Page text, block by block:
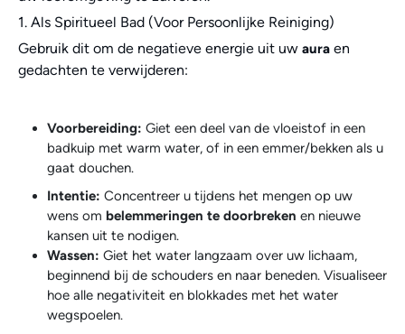
1. Als Spiritueel Bad (Voor Persoonlijke Reiniging)
Gebruik dit om de negatieve energie uit uw aura en
gedachten te verwijderen:
Voorbereiding: Giet een deel van de vloeistof in een
badkuip met warm water, of in een emmer/bekken als u
gaat douchen.
Intentie: Concentreer u tijdens het mengen op uw
wens om belemmeringen te doorbreken en nieuwe
kansen uit te nodigen.
Wassen: Giet het water langzaam over uw lichaam,
beginnend bij de schouders en naar beneden. Visualiseer
hoe alle negativiteit en blokkades met het water
wegspoelen.